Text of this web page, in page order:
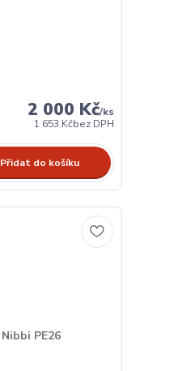
2 000 Kč/ks
1 653 Kčbez DPH
Přidat do košíku